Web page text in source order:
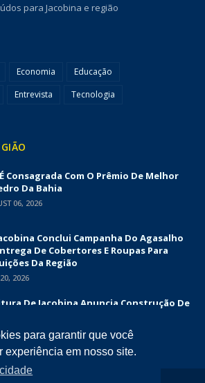
para garantir que você
experiência em nosso site.
para Jacobina e região
Economia
Educação
Entrevista Tecnologia
Consagrada Com O Prêmio De Melhor
Da Bahia
06, 2026
Conclui Campanha Do Agasalho
De Cobertores E Roupas Para
Da Região
2026
De Jacobina Anuncia Construção De
A R$ 1,7 Milhão
12, 2026